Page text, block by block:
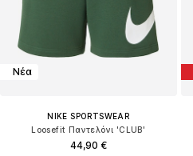
Νέα
NIKE SPORTSWEAR
Loosefit Παντελόνι 'CLUB'
44,90 €